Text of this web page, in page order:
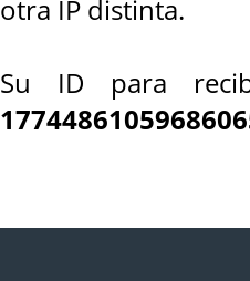
otra IP distinta.
Su ID para